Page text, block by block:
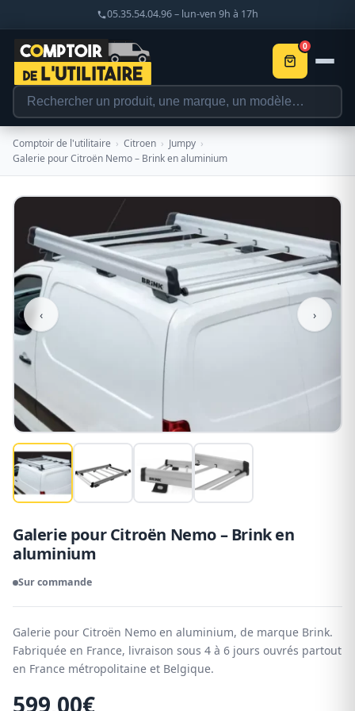
05.35.54.04.96 – lun-ven 9h à 17h
0
Comptoir de l'utilitaire › Citroen › Jumpy ›
Galerie pour Citroën Nemo – Brink en aluminium
‹ ›
Galerie pour Citroën Nemo – Brink en
aluminium
Sur commande
Galerie pour Citroën Nemo en aluminium, de marque Brink.
Fabriquée en France, livraison sous 4 à 6 jours ouvrés partout
en France métropolitaine et Belgique.
599,00€